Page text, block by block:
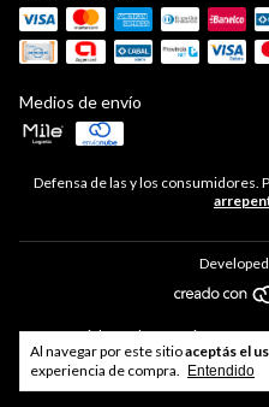
Al navegar por este sitioaceptás el
experiencia de compra.
Entendido
Medios de envío
Defensa de las y los consumidores.
Copyright Hudson Cocina -